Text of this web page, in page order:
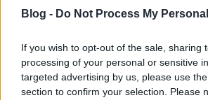
Blog - Do Not Process My
If you wish to opt-out of the sale, sharing
processing of your personal or sensitive
targeted advertising by us, please use
section to confirm your selection. Please
Spanyolországban
poklaszlo•2026. június 04.